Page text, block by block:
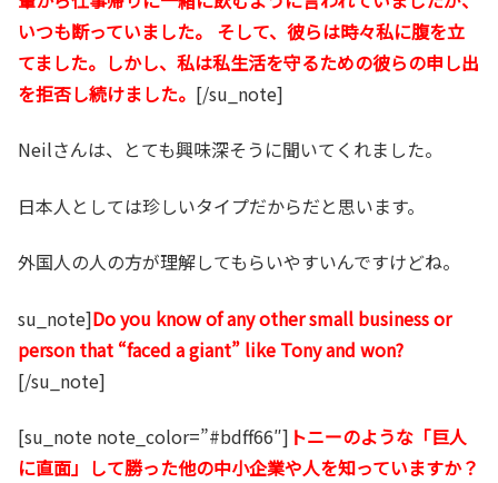
いつも断っていました。 そして、彼らは時々私に腹を立
てました。しかし、私は私生活を守るための彼らの申し出
を拒否し続けました。 [/su_note]
Neilさんは、とても興味深そうに聞いてくれました。
日本人としては珍しいタイプだからだと思います。
外国人の人の方が理解してもらいやすいんですけどね。
su_note]Do you know of any other small business or
person that “faced a giant” like Tony and won?
[/su_note]
[su_note note_color=”#bdff66″] トニーのような「巨人
に直面」して勝った他の中小企業や人を知っていますか？